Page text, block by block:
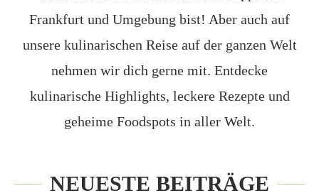
Frankfurt und Umgebung bist! Aber auch auf
unsere kulinarischen Reise auf der ganzen Welt
nehmen wir dich gerne mit. Entdecke
kulinarische Highlights, leckere Rezepte und
geheime Foodspots in aller Welt.
NEUESTE BEITRÄGE